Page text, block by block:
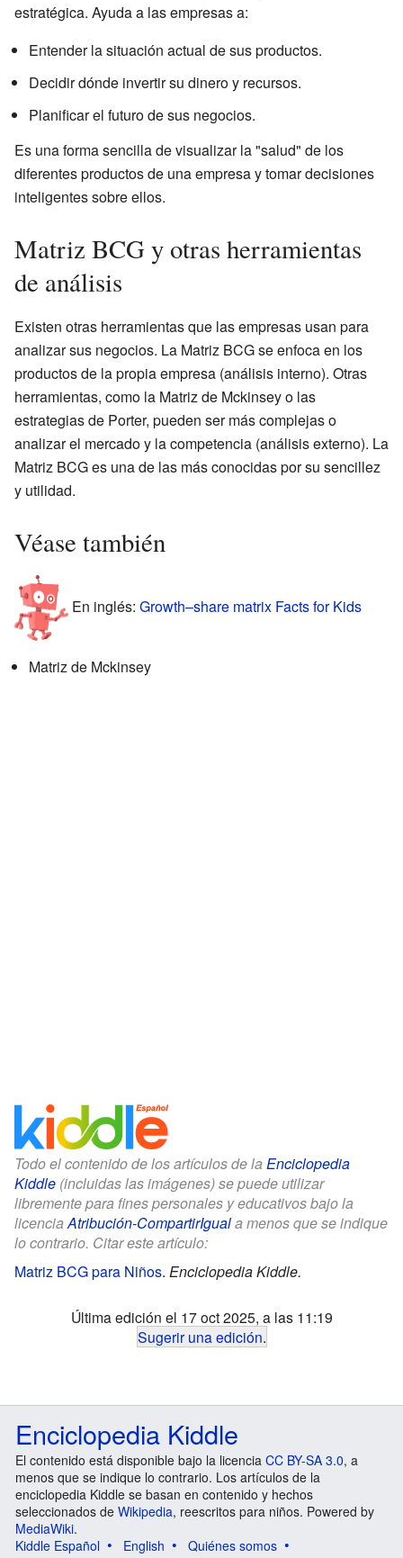
estratégica. Ayuda a las empresas a:
Entender la situación actual de sus productos.
Decidir dónde invertir su dinero y recursos.
Planificar el futuro de sus negocios.
Es una forma sencilla de visualizar la "salud" de los
diferentes productos de una empresa y tomar decisiones
inteligentes sobre ellos.
Matriz BCG y otras herramientas
de análisis
Existen otras herramientas que las empresas usan para
analizar sus negocios. La Matriz BCG se enfoca en los
productos de la propia empresa (análisis interno). Otras
herramientas, como la Matriz de Mckinsey o las
estrategias de Porter, pueden ser más complejas o
analizar el mercado y la competencia (análisis externo). La
Matriz BCG es una de las más conocidas por su sencillez
y utilidad.
Véase también
En inglés: Growth–share matrix Facts for Kids
Matriz de Mckinsey
Todo el contenido de los artículos de la Enciclopedia
Kiddle (incluidas las imágenes) se puede utilizar
libremente para fines personales y educativos bajo la
licenciaAtribución-CompartirIguala menos que se indique
lo contrario. Citar este artículo:
Matriz BCG para Niños. Enciclopedia Kiddle.
Última edición el 17 oct 2025, a las 11:19
Sugerir una edición.
Enciclopedia Kiddle
El contenido está disponible bajo la licencia CC BY-SA 3.0, a
menos que se indique lo contrario. Los artículos de la
enciclopedia Kiddle se basan en contenido y hechos
seleccionados de Wikipedia, reescritos para niños. Powered by
MediaWiki.
Kiddle Español
English
Quiénes somos